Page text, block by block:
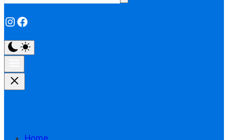
Instagram
Facebook